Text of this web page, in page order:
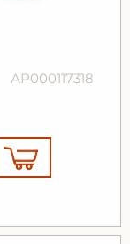
АР000117318